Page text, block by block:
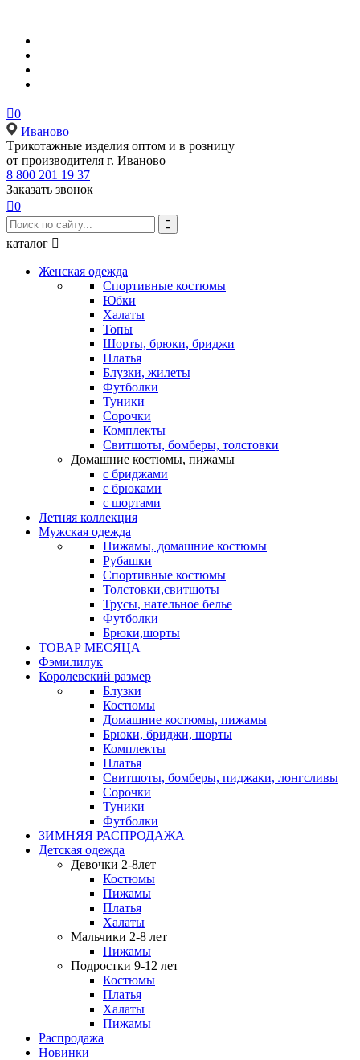
0
Иваново
Tрикотажные изделия оптом и в розницу
от производителя г. Иваново
8 800 201 19 37
Заказать звонок
0

каталог 
Женская одежда
Спортивные костюмы
Юбки
Халаты
Топы
Шорты, брюки, бриджи
Платья
Блузки, жилеты
Футболки
Туники
Сорочки
Комплекты
Свитшоты, бомберы, толстовки
Домашние костюмы, пижамы
с бриджами
с брюками
с шортами
Летняя коллекция
Мужская одежда
Пижамы, домашние костюмы
Рубашки
Спортивные костюмы
Толстовки,свитшоты
Трусы, нательное белье
Футболки
Брюки,шорты
ТОВАР МЕСЯЦА
Фэмилилук
Королевский размер
Блузки
Костюмы
Домашние костюмы, пижамы
Брюки, бриджи, шорты
Комплекты
Платья
Свитшоты, бомберы, пиджаки, лонгсливы
Сорочки
Туники
Футболки
ЗИМНЯЯ РАСПРОДАЖА
Детская одежда
Девочки 2-8лет
Костюмы
Пижамы
Платья
Халаты
Мальчики 2-8 лет
Пижамы
Подростки 9-12 лет
Костюмы
Платья
Халаты
Пижамы
Распродажа
Новинки